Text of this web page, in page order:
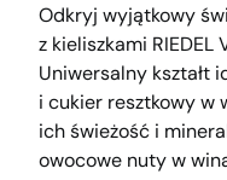
Odkryj wyjątkowy
z kieliszkami
Uniwersalny kształt
i cukier resztkowy w
ich świeżość i
owocowe nuty w